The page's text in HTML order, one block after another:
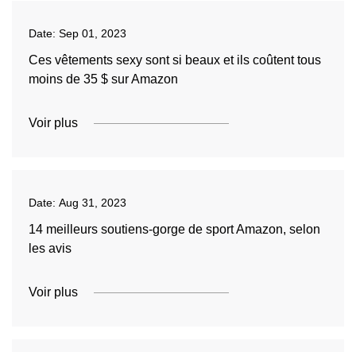
Date: Sep 01, 2023
Ces vêtements sexy sont si beaux et ils coûtent tous
moins de 35 $ sur Amazon
Voir plus
Date: Aug 31, 2023
14 meilleurs soutiens-gorge de sport Amazon, selon
les avis
Voir plus